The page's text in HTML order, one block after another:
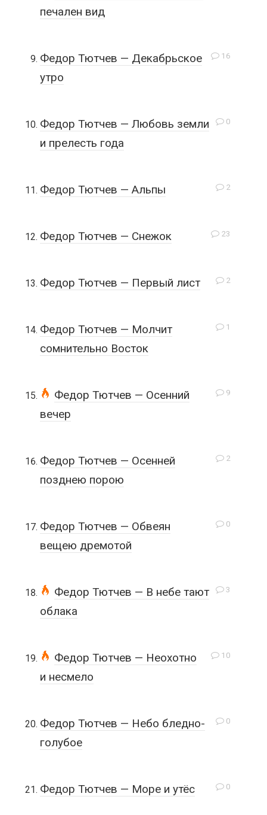
печален вид
16
Федор Тютчев — Декабрьское
утро
0
Федор Тютчев — Любовь земли
и прелесть года
2
Федор Тютчев — Альпы
23
Федор Тютчев — Снежок
2
Федор Тютчев — Первый лист
1
Федор Тютчев — Молчит
сомнительно Восток
9
Федор Тютчев — Осенний
вечер
2
Федор Тютчев — Осенней
позднею порою
0
Федор Тютчев — Обвеян
вещею дремотой
3
Федор Тютчев — В небе тают
облака
10
Федор Тютчев — Неохотно
и несмело
0
Федор Тютчев — Небо бледно-
голубое
0
Федор Тютчев — Море и утёс